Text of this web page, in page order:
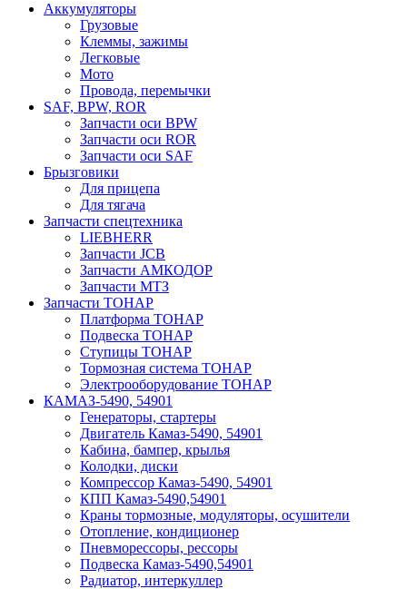
Аккумуляторы
Грузовые
Клеммы, зажимы
Легковые
Мото
Провода, перемычки
SAF, BPW, ROR
Запчасти оси BPW
Запчасти оси ROR
Запчасти оси SAF
Брызговики
Для прицепа
Для тягача
Запчасти спецтехника
LIEBHERR
Запчасти JCB
Запчасти АМКОДОР
Запчасти МТЗ
Запчасти ТОНАР
Платформа ТОНАР
Подвеска ТОНАР
Ступицы ТОНАР
Тормозная система ТОНАР
Электрооборудование ТОНАР
КАМАЗ-5490, 54901
Генераторы, стартеры
Двигатель Камаз-5490, 54901
Кабина, бампер, крылья
Колодки, диски
Компрессор Камаз-5490, 54901
КПП Камаз-5490,54901
Краны тормозные, модуляторы, осушители
Отопление, кондиционер
Пневморессоры, рессоры
Подвеска Камаз-5490,54901
Радиатор, интеркуллер